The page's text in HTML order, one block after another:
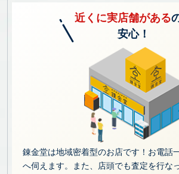
近くに実店舗がある
安心！
錬金堂は地域密着型のお店です！お電話
へ伺えます。また、店頭でも査定を行な